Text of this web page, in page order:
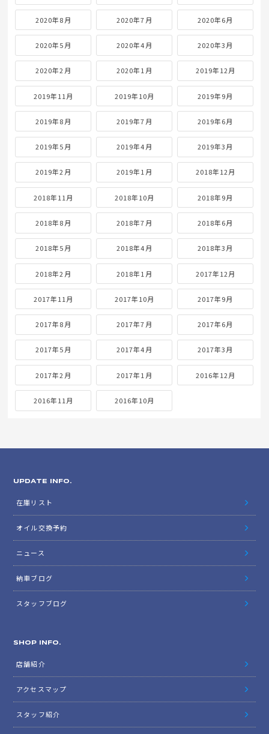
2020年8月 2020年7月 2020年6月
2020年5月 2020年4月 2020年3月
2020年2月 2020年1月 2019年12月
2019年11月 2019年10月 2019年9月
2019年8月 2019年7月 2019年6月
2019年5月 2019年4月 2019年3月
2019年2月 2019年1月 2018年12月
2018年11月 2018年10月 2018年9月
2018年8月 2018年7月 2018年6月
2018年5月 2018年4月 2018年3月
2018年2月 2018年1月 2017年12月
2017年11月 2017年10月 2017年9月
2017年8月 2017年7月 2017年6月
2017年5月 2017年4月 2017年3月
2017年2月 2017年1月 2016年12月
2016年11月 2016年10月
UPDATE INFO.
在庫リスト
オイル交換予約
ニュース
納車ブログ
スタッフブログ
SHOP INFO.
店舗紹介
アクセスマップ
スタッフ紹介